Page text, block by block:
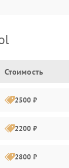
Стоимость
2500 ₽
2200 ₽
2800 ₽